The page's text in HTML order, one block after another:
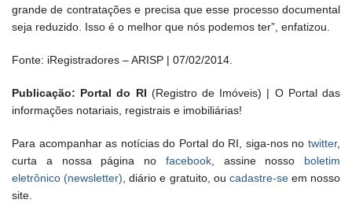
grande de contratações e precisa que esse processo documental
seja reduzido. Isso é o melhor que nós podemos ter”, enfatizou.
Fonte: iRegistradores – ARISP | 07/02/2014.
Publicação: Portal do RI (Registro de Imóveis) | O Portal das
informações notariais, registrais e imobiliárias!
Para acompanhar as notícias do Portal do RI, siga-nos no twitter,
curta a nossa página no facebook, assine nosso boletim
eletrônico (newsletter) , diário e gratuito, ou cadastre-seem nosso
site.